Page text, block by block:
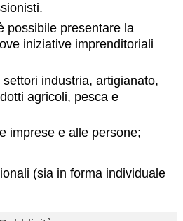
possibile presentare la
iniziative imprenditoriali
industria, artigianato,
agricoli, pesca e
imprese e alle persone;
(sia in forma individuale